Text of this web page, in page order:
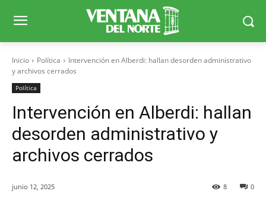
Inicio Política
Intervención en Alberdi: hallan desorden administrativo
y archivos cerrados
Política
Intervención en Alberdi: hallan
desorden administrativo y
archivos cerrados
junio 12, 2025 0
8